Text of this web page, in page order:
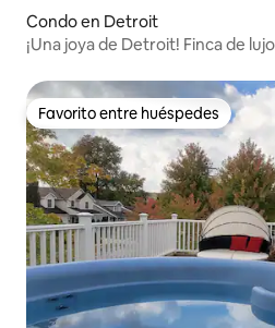
Condo en Detroit
¡Una joya de Detroit! Finca de
Favorito entre huéspedes
Favorito entre huéspedes